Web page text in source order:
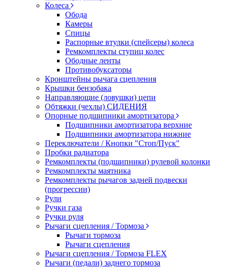
Колеса
Обода
Камеры
Спицы
Распорные втулки (спейсеры) колеса
Ремкомплекты ступиц колес
Ободные ленты
Противобуксаторы
Кронштейны рычага сцепления
Крышки бензобака
Направляющие (ловушки) цепи
Обтяжки (чехлы) СИДЕНИЯ
Опорные подшипники амортизатора
Подшипники амортизатора верхние
Подшипники амортизатора нижние
Переключатели / Кнопки "Стоп/Пуск"
Пробки радиатора
Ремкомплекты (подшипники) рулевой колонки
Ремкомплекты маятника
Ремкомплекты рычагов задней подвески
(прогрессии)
Рули
Ручки газа
Ручки руля
Рычаги сцепления / Тормоза
Рычаги тормоза
Рычаги сцепления
Рычаги сцепления / Тормоза FLEX
Рычаги (педали) заднего тормоза